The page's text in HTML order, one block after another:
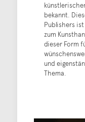
bekannt.
Publishers
zum
dieser Form
und
Thema.